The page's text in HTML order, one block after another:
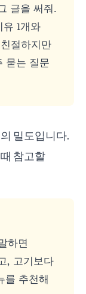
글을 써줘.
1개와
절하지만
묻는 질문
밀도입니다.
참고할
하면
, 고기보다
를 추천해